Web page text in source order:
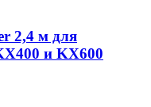
2,4 м для
и KX600